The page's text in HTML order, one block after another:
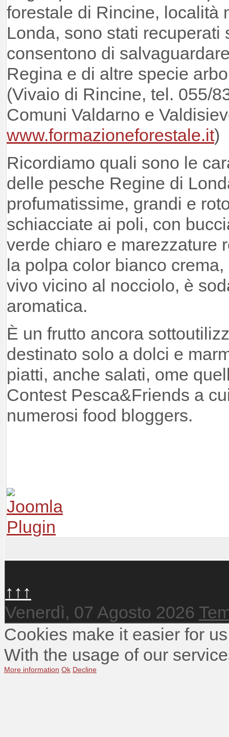
forestale di Rincine, località
Londa, sono stati recuperati
consentono di
Regina e di altre specie
(Vivaio di Rincine, tel. 055/
Comuni Valdarno e
www.formazioneforestale.it)
Ricordiamo quali sono le
delle pesche Regine di
profumatissime, grandi e
schiacciate ai poli, con
verde chiaro e marezzature
la polpa color bianco
vivo vicino al nocciolo, è
aromatica.
È un frutto ancora
destinato solo a dolci e
piatti, anche salati, ome
Contest Pesca&Friends a
numerosi food bloggers.
↑↑↑
Venerdì, 07 Agosto 2026
Cookies make it easier for
With the usage of our
More information Ok Decline